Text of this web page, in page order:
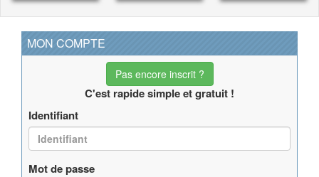
MON COMPTE
Pas encore inscrit ?
C'est rapide simple et gratuit !
Identifiant
Mot de passe